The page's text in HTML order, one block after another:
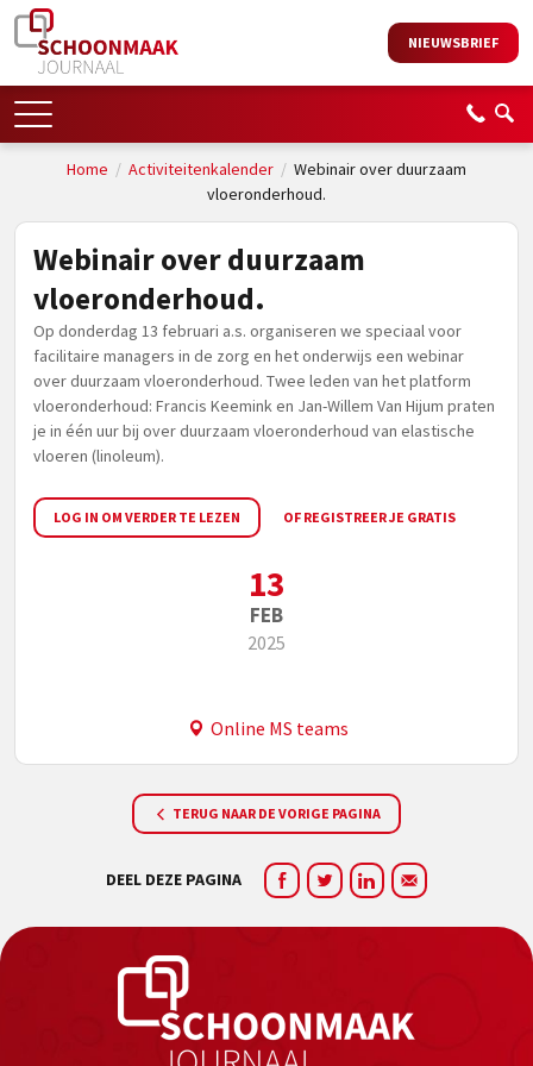
NIEUWSBRIEF
Home / Activiteitenkalender / Webinair over duurzaam
vloeronderhoud.
Webinair over duurzaam
vloeronderhoud.
Op donderdag 13 februari a.s. organiseren we speciaal voor
facilitaire managers in de zorg en het onderwijs een webinar
over duurzaam vloeronderhoud. Twee leden van het platform
vloeronderhoud: Francis Keemink en Jan-Willem Van Hijum praten
je in één uur bij over duurzaam vloeronderhoud van elastische
vloeren (linoleum).
LOG IN OM VERDER TE LEZEN OF REGISTREER JE GRATIS
13
FEB
2025
Online MS teams
TERUG NAAR DE VORIGE PAGINA
DEEL DEZE PAGINA